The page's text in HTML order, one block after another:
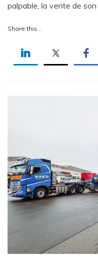
palpable, la vente de
Share this...